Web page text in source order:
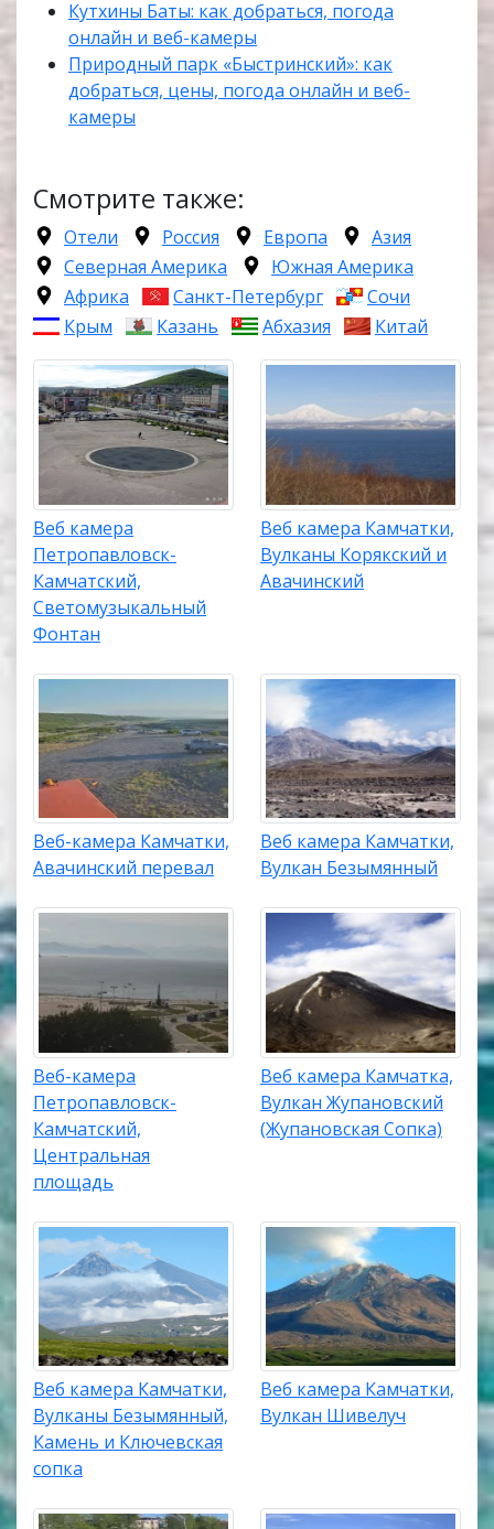
Кутхины Баты: как добраться, погода
онлайн и веб-камеры
Природный парк «Быстринский»: как
добраться, цены, погода онлайн и веб-
камеры
Смотрите также:
Отели Россия Европа
Азия
Северная Америка
Южная Америка
Африка
Санкт-Петербург
Сочи
Крым
Казань Абхазия Китай
Веб камера
Петропавловск-
Камчатский,
Светомузыкальный
Фонтан
Веб камера Камчатки,
Вулканы Корякский и
Авачинский
Веб-камера Камчатки,
Авачинский перевал
Веб камера Камчатки,
Вулкан Безымянный
Веб-камера
Петропавловск-
Камчатский,
Центральная
площадь
Веб камера Камчатка,
Вулкан Жупановский
(Жупановская Сопка)
Веб камера Камчатки,
Вулканы Безымянный,
Камень и Ключевская
сопка
Веб камера Камчатки,
Вулкан Шивелуч